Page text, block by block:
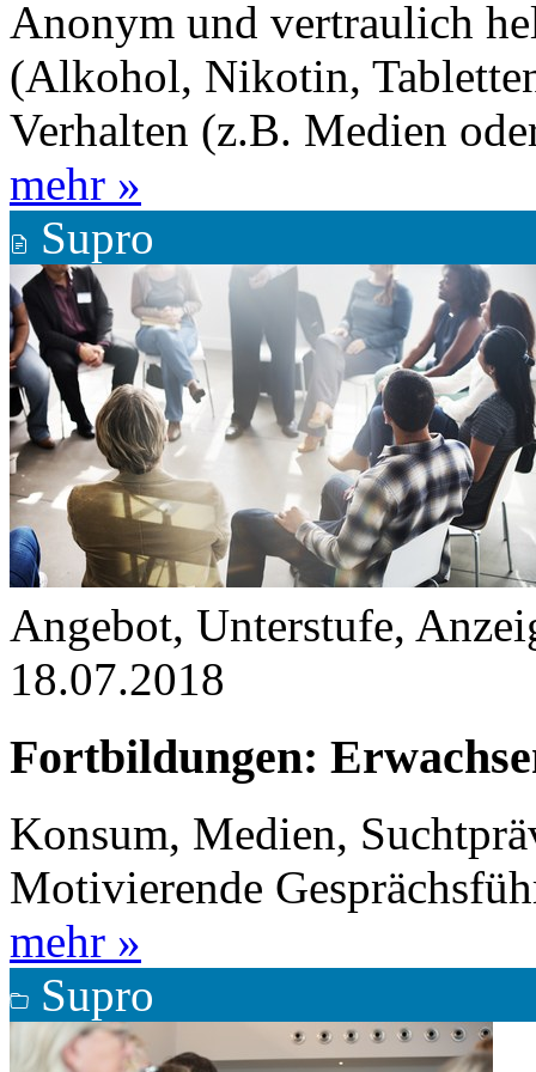
Anonym und vertraulich
(Alkohol, Nikotin,
Verhalten (z.B. Medien
mehr »
Supro
Angebot, Unterstufe,
18.07.2018
Fortbildungen:
Konsum, Medien,
Motivierende
mehr »
Supro